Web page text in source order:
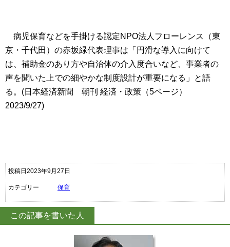
病児保育などを手掛ける認定NPO法人フローレンス（東
京・千代田）の赤坂緑代表理事は「円滑な導入に向けて
は、補助金のあり方や自治体の介入度合いなど、事業者の
声を聞いた上での細やかな制度設計が重要になる」と語
る。(日本経済新聞 朝刊 経済・政策（5ページ）
2023/9/27)
投稿日2023年9月27日
カテゴリー 保育
この記事を書いた人